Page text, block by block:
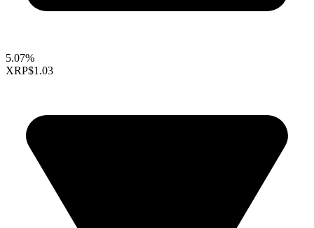
5.07%
XRP$1.03